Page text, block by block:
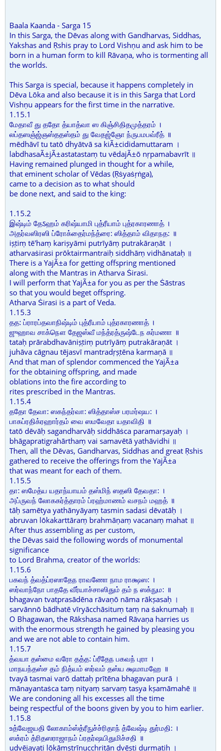
Baala Kaanda - Sarga 15
In this Sarga, the Dēvas along with Gandharvas, Siddhas,
Yakshas and Ṛshis pray to Lord Vishṇu and ask him to be
born in a human form to kill Rāvaṇa, who is tormenting all
the worlds.
This Sarga is special, because it happens completely in
Dēva Lōka and also because it is in this Sarga that Lord
Vishṇu appears for the first time in the narrative.
1.15.1
மேதாவீ து ததோ த்யாத்வா ஸ கிஞ்சிதிதமுத்தரம் ।
லப்தஸஞ்ஜ்ஞஸ்ததஸ்தம் து வேதஜ்ஞோ ந்ருபமபவ்ரீத் ॥
mēdhāvī tu tatō dhyātvā sa kiÃ±cididamuttaram ।
labdhasaÃ±jÃ±astatastaṃ tu vēdajÃ±ō nṛpamabavrīt ॥
Having remained plunged in thought for a while,
that eminent scholar of Vēdas (Ṛṡyaṡṛṅga),
came to a decision as to what should
be done next, and said to the king:
1.15.2
இஷ்டிம் தேऽஹம் கரிஷ்யாமி புத்ரீயாம் புத்ரகாரணாத் ।
அதர்வஸிரஸி ப்ரோக்தைர்மந்த்ரை: ஸித்தாம் விதாநத: ॥
iṣṭiṃ tē'haṃ kariṣyāmi putrīyāṃ putrakāraṇāt ।
atharvaṡirasi prōktairmantraiḥ siddhāṃ vidhānataḥ ॥
There is a YajÃ±a for getting offspring mentioned
along with the Mantras in Atharva Ṡirasi.
I will perform that YajÃ±a for you as per the Ṡāstras
so that you would beget offspring.
Atharva Ṡirasi is a part of Veda.
1.15.3
தத: ப்ராரப்தவாநிஷ்டிம் புத்ரீயாம் புத்ரகாரணாத் ।
ஜுஹாவ சாக்நௌ தேஜஸ்வீ மந்த்ரத்ருஷ்டேந கர்மணா ॥
tataḥ prārabdhavāniṣṭiṃ putrīyāṃ putrakāraṇāt ।
juhāva cāgnau tējasvī mantradṛṣṭēna karmaṇā ॥
And that man of splendor commenced the YajÃ±a
for the obtaining offspring, and made
oblations into the fire according to
rites prescribed in the Mantras.
1.15.4
ததோ தேவா: ஸகந்தர்வா: ஸித்தாஸ்ச பரமர்ஷய: ।
பாகப்ரதிக்ரஹார்தம் வை ஸமவேதா யதாவிதி ॥
tatō dēvāḥ sagandharvāḥ siddhāṡca paramarṣayaḥ ।
bhāgapratigrahārthaṃ vai samavētā yathāvidhi ॥
Then, all the Dēvas, Gandharvas, Siddhas and great Ṛshis
gathered to receive the offerings from the YajÃ±a
that was meant for each of them.
1.15.5
தா: ஸமேத்ய யதாந்யாயம் தஸ்மிந் ஸதஸி தேவதா: ।
அப்ருவந் லோககர்த்தாரம் ப்ரஹ்மாணம் வசநம் மஹத் ॥
tāḥ samētya yathānyāyaṃ tasmin sadasi dēvatāḥ ।
abruvan lōkakarttāraṃ brahmāṇaṃ vacanaṃ mahat ॥
After thus assembling as per custom,
the Dēvas said the following words of monumental
significance
to Lord Brahma, creator of the worlds:
1.15.6
பகவந் த்வத்ப்ரஸாதேந ராவணோ நாம ராக்ஷஸ: ।
ஸர்வாந்நோ பாததே வீர்யாச்சாஸிதும் தம் ந ஸக்நும: ॥
bhagavan tvatprasādēna rāvaṇō nāma rākṣasaḥ ।
sarvānnō bādhatē vīryācchāsituṃ taṃ na ṡaknumaḥ ॥
O Bhagawan, the Rākshasa named Rāvaṇa harries us
with the enormous strength he gained by pleasing you
and we are not able to contain him.
1.15.7
த்வயா தஸ்மை வரோ தத்த: ப்ரீதேந பகவந் புரா ।
மாநயந்தஸ்ச தம் நித்யம் ஸர்வம் தஸ்ய க்ஷமாமஹே ॥
tvayā tasmai varō dattaḥ prītēna bhagavan purā ।
mānayantaṡca taṃ nityaṃ sarvaṃ tasya kṣamāmahē ॥
We are condoning all his excesses all the time
being respectful of the boons given by you to him earlier.
1.15.8
உத்வேஜயதி லோகாம்ஸ்த்ரீநுச்ச்ரிதாந் த்வேஷ்டி துர்மதி: ।
ஸக்ரம் த்ரிதஸராஜாநம் ப்ரதர்ஷயிதுமிச்சதி ॥
udvējayati lōkāṃstrīnucchritān dvēṣṭi durmatiḥ ।